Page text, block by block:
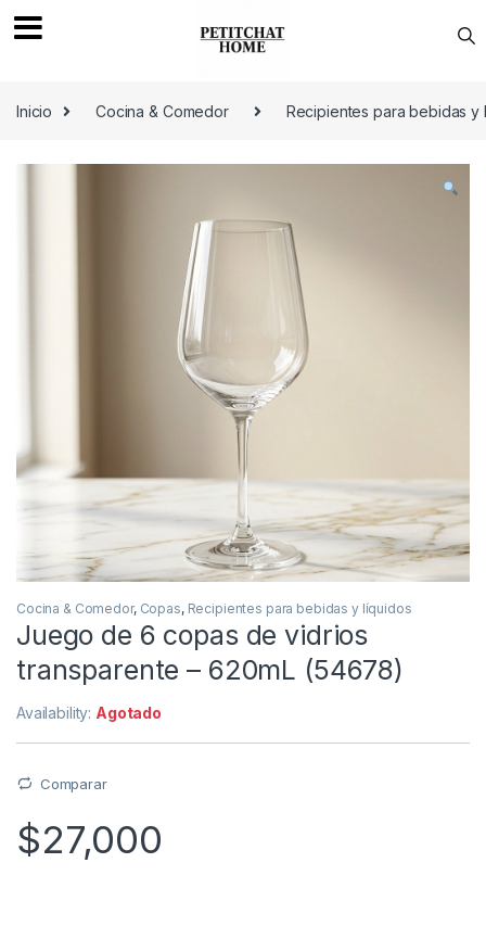
Inicio
Cocina & Comedor Recipientes para bebidas y
Cocina & Comedor, Copas, Recipientes para bebidas y líquidos
Juego de 6 copas de vidrios
transparente – 620mL (54678)
Availability: Agotado
Comparar
$27,000